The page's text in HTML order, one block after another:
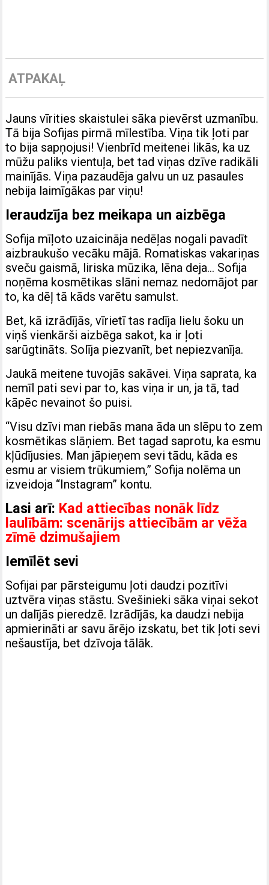
ATPAKAĻ
Jauns vīrities skaistulei sāka pievērst uzmanību.
Tā bija Sofijas pirmā mīlestība. Viņa tik ļoti par
to bija sapņojusi! Vienbrīd meitenei likās, ka uz
mūžu paliks vientuļa, bet tad viņas dzīve radikāli
mainījās. Viņa pazaudēja galvu un uz pasaules
nebija laimīgākas par viņu!
Ieraudzīja bez meikapa un aizbēga
Sofija mīļoto uzaicināja nedēļas nogali pavadīt
aizbraukušo vecāku mājā. Romatiskas vakariņas
sveču gaismā, liriska mūzika, lēna deja… Sofija
noņēma kosmētikas slāni nemaz nedomājot par
to, ka dēļ tā kāds varētu samulst.
Bet, kā izrādījās, vīrietī tas radīja lielu šoku un
viņš vienkārši aizbēga sakot, ka ir ļoti
sarūgtināts. Solīja piezvanīt, bet nepiezvanīja.
Jaukā meitene tuvojās sakāvei. Viņa saprata, ka
nemīl pati sevi par to, kas viņa ir un, ja tā, tad
kāpēc nevainot šo puisi.
“Visu dzīvi man riebās mana āda un slēpu to zem
kosmētikas slāņiem. Bet tagad saprotu, ka esmu
kļūdījusies. Man jāpieņem sevi tādu, kāda es
esmu ar visiem trūkumiem,” Sofija nolēma un
izveidoja “Instagram” kontu.
Lasi arī: Kad attiecības nonāk līdz
laulībām: scenārijs attiecībām ar vēža
zīmē dzimušajiem
Iemīlēt sevi
Sofijai par pārsteigumu ļoti daudzi pozitīvi
uztvēra viņas stāstu. Svešinieki sāka viņai sekot
un dalījās pieredzē. Izrādījās, ka daudzi nebija
apmierināti ar savu ārējo izskatu, bet tik ļoti sevi
nešaustīja, bet dzīvoja tālāk.